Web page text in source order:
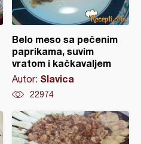
Belo meso sa pečenim
paprikama, suvim
vratom i kačkavaljem
Autor: Slavica
22974